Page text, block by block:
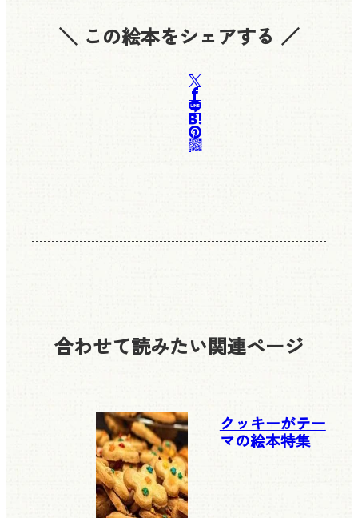
＼ この絵本をシェアする ／
合わせて読みたい関連ページ
クッキーがテー
マの絵本特集